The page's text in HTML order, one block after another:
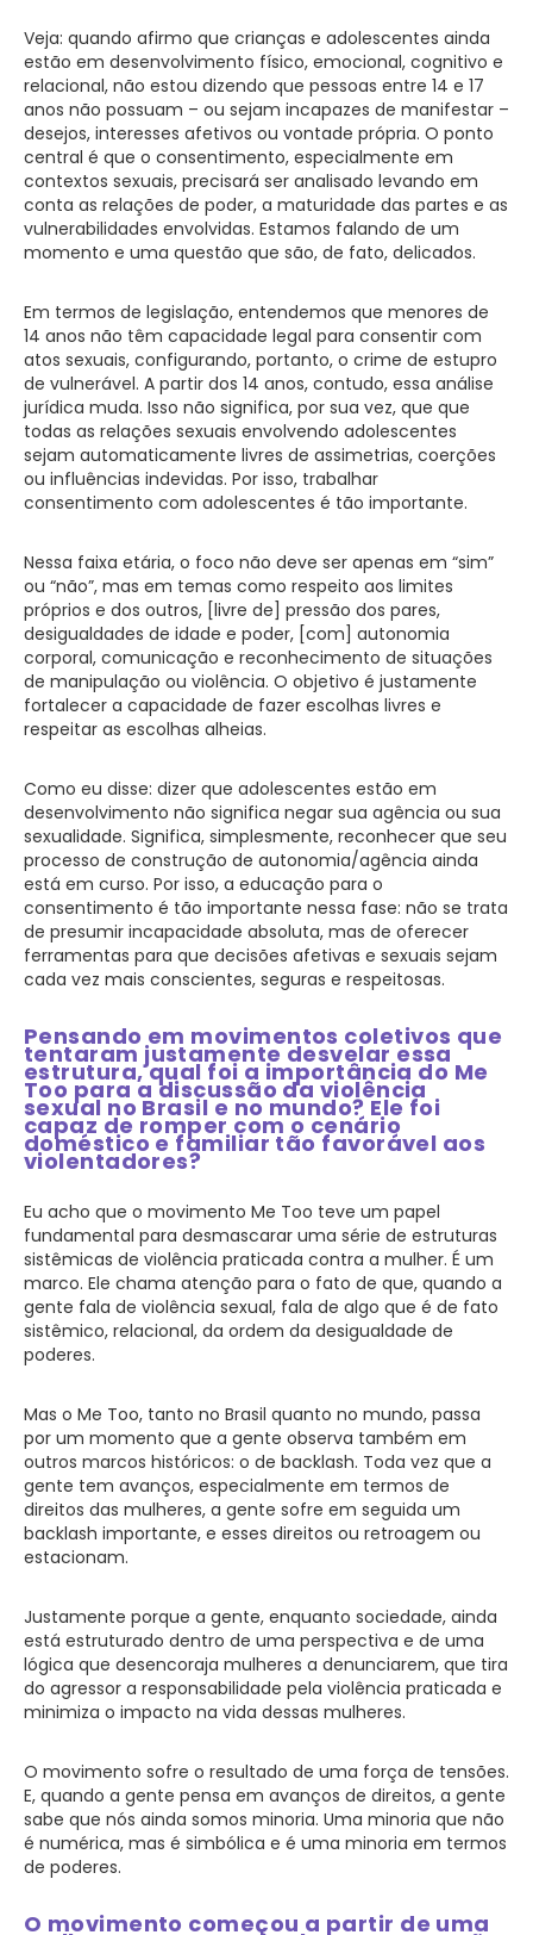
Veja: quando afirmo que crianças e adolescentes ainda
estão em desenvolvimento físico, emocional, cognitivo e
relacional, não estou dizendo que pessoas entre 14 e 17
anos não possuam – ou sejam incapazes de manifestar –
desejos, interesses afetivos ou vontade própria. O ponto
central é que o consentimento, especialmente em
contextos sexuais, precisará ser analisado levando em
conta as relações de poder, a maturidade das partes e as
vulnerabilidades envolvidas. Estamos falando de um
momento e uma questão que são, de fato, delicados.
Em termos de legislação, entendemos que menores de
14 anos não têm capacidade legal para consentir com
atos sexuais, configurando, portanto, o crime de estupro
de vulnerável. A partir dos 14 anos, contudo, essa análise
jurídica muda. Isso não significa, por sua vez, que que
todas as relações sexuais envolvendo adolescentes
sejam automaticamente livres de assimetrias, coerções
ou influências indevidas. Por isso, trabalhar
consentimento com adolescentes é tão importante.
Nessa faixa etária, o foco não deve ser apenas em “sim”
ou “não”, mas em temas como respeito aos limites
próprios e dos outros, [livre de] pressão dos pares,
desigualdades de idade e poder, [com] autonomia
corporal, comunicação e reconhecimento de situações
de manipulação ou violência. O objetivo é justamente
fortalecer a capacidade de fazer escolhas livres e
respeitar as escolhas alheias.
Como eu disse: dizer que adolescentes estão em
desenvolvimento não significa negar sua agência ou sua
sexualidade. Significa, simplesmente, reconhecer que seu
processo de construção de autonomia/agência ainda
está em curso. Por isso, a educação para o
consentimento é tão importante nessa fase: não se trata
de presumir incapacidade absoluta, mas de oferecer
ferramentas para que decisões afetivas e sexuais sejam
cada vez mais conscientes, seguras e respeitosas.
Pensando em movimentos coletivos que
tentaram justamente desvelar essa
estrutura, qual foi a importância do Me
Too para a discussão da violência
sexual no Brasil e no mundo? Ele foi
capaz de romper com o cenário
doméstico e familiar tão favorável aos
violentadores?
Eu acho que o movimento Me Too teve um papel
fundamental para desmascarar uma série de estruturas
sistêmicas de violência praticada contra a mulher. É um
marco. Ele chama atenção para o fato de que, quando a
gente fala de violência sexual, fala de algo que é de fato
sistêmico, relacional, da ordem da desigualdade de
poderes.
Mas o Me Too, tanto no Brasil quanto no mundo, passa
por um momento que a gente observa também em
outros marcos históricos: o de backlash. Toda vez que a
gente tem avanços, especialmente em termos de
direitos das mulheres, a gente sofre em seguida um
backlash importante, e esses direitos ou retroagem ou
estacionam.
Justamente porque a gente, enquanto sociedade, ainda
está estruturado dentro de uma perspectiva e de uma
lógica que desencoraja mulheres a denunciarem, que tira
do agressor a responsabilidade pela violência praticada e
minimiza o impacto na vida dessas mulheres.
O movimento sofre o resultado de uma força de tensões.
E, quando a gente pensa em avanços de direitos, a gente
sabe que nós ainda somos minoria. Uma minoria que não
é numérica, mas é simbólica e é uma minoria em termos
de poderes.
O movimento começou a partir de uma